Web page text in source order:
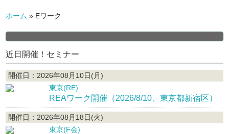
ホーム » Eワーク
近日開催！セミナー
開催日：2026年08月10日(月)
東京(RE)
REAワーク開催（2026/8/10、東京都新宿区）
開催日：2026年08月18日(火)
東京(F会)